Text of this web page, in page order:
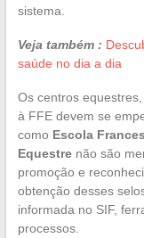
sistema.
Veja também :
saúde no dia a dia
Os centros
à FFE devem se
como Escola
Equestrenão são
promoção e
obtenção desses
informada no SIF,
processos.